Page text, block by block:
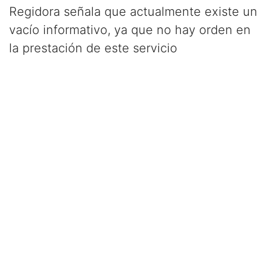
Regidora señala que actualmente existe un
vacío informativo, ya que no hay orden en
la prestación de este servicio